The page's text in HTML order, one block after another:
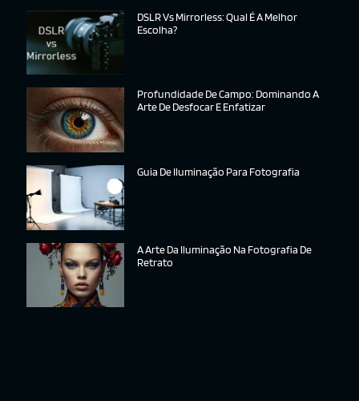
DSLR Vs Mirrorless: Qual É A Melhor
Escolha?
Profundidade De Campo: Dominando A
Arte De Desfocar E Enfatizar
Guia De Iluminação Para Fotografia
A Arte Da Iluminação Na Fotografia De
Retrato